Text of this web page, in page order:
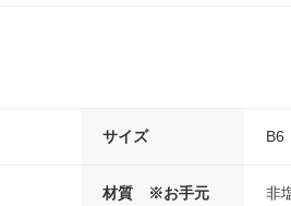
サイズ B6
材質 ※お手元
非